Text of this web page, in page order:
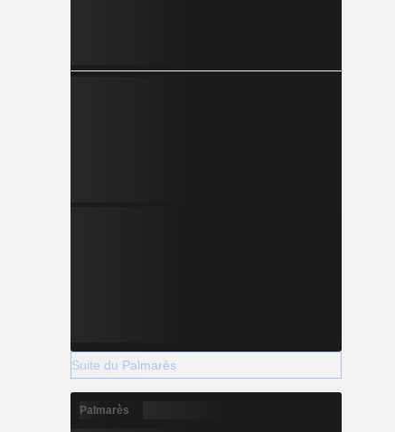
Suite du Palmarès
Palmarès